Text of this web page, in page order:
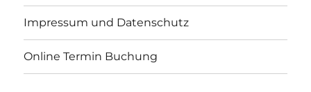
Impressum und Datenschutz
Online Termin Buchung